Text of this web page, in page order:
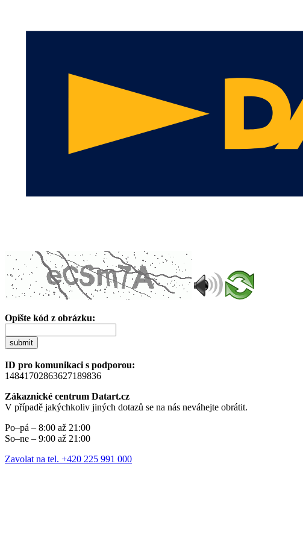
Opište kód z obrázku:
submit
ID pro komunikaci s podporou:
14841702863627189836
Zákaznické centrum Datart.cz
V případě jakýchkoliv jiných dotazů se na nás neváhejte obrátit.
Po–pá – 8:00 až 21:00
So–ne – 9:00 až 21:00
Zavolat na tel. +420 225 991 000